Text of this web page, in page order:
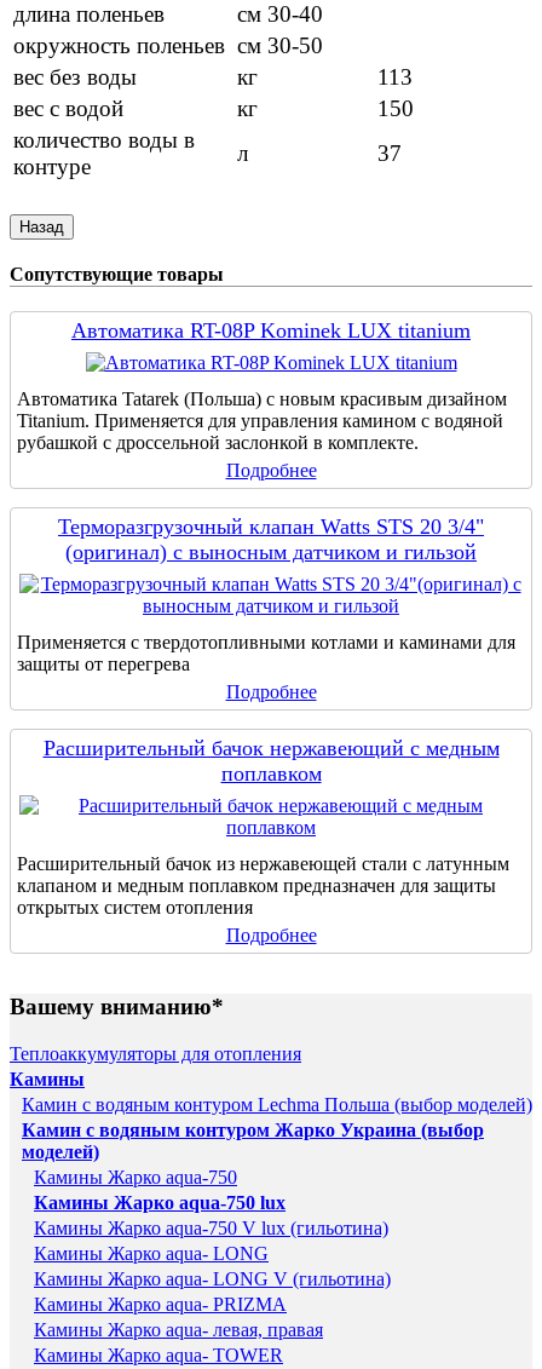
длина поленьев
см 30-40
окружность поленьев см 30-50
вес без воды
кг
113
вес с водой
кг
150
количество воды в
контуре
л 37
Сопутствующие товары
Автоматика RT-08P Kominek LUX titanium
Автоматика Tatarek (Польша) с новым красивым дизайном
Titanium. Применяется для управления камином с водяной
рубашкой с дроссельной заслонкой в комплекте.
Подробнее
Терморазгрузочный клапан Watts STS 20 3/4"
(оригинал) с выносным датчиком и гильзой
Применяется с твердотопливными котлами и каминами для
защиты от перегрева
Подробнее
Расширительный бачок нержавеющий с медным
поплавком
Расширительный бачок из нержавеющей стали с латунным
клапаном и медным поплавком предназначен для защиты
открытых систем отопления
Подробнее
Вашему вниманию*
Теплоаккумуляторы для отопления
Камины
Камин с водяным контуром Lechma Польша (выбор моделей)
Камин с водяным контуром Жарко Украина (выбор
моделей)
Камины Жарко aqua-750
Камины Жарко aqua-750 lux
Камины Жарко aqua-750 V lux (гильотина)
Камины Жарко aqua- LONG
Камины Жарко aqua- LONG V (гильотина)
Камины Жарко aqua- PRIZMA
Камины Жарко aqua- левая, правая
Камины Жарко aqua- TOWER